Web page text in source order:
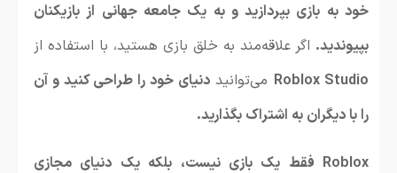
خود به بازی بپردازید و به یک جامعه جهانی از بازیکنان
بپیوندید. اگر علاقه‌مند به خلق بازی هستید، با استفاده از
Roblox Studio می‌توانیددنیای خود را طراحی کنید و آن
را با دیگران به اشتراک بگذارید.
Roblox فقط یک بازی نیست، بلکه یک دنیای مجازی